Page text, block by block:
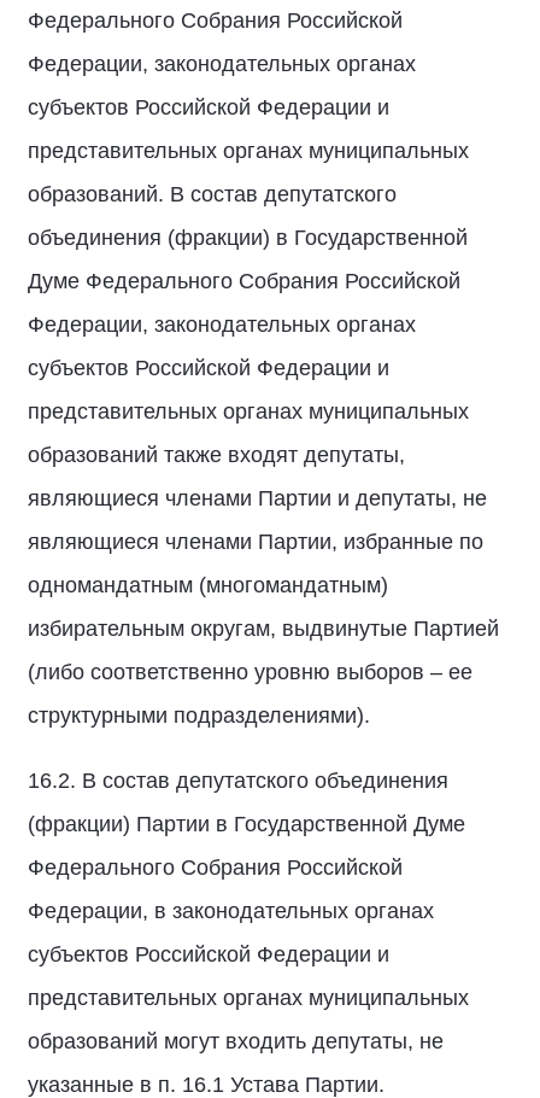
Федерального Собрания Российской
Федерации, законодательных органах
субъектов Российской Федерации и
представительных органах муниципальных
образований. В состав депутатского
объединения (фракции) в Государственной
Думе Федерального Собрания Российской
Федерации, законодательных органах
субъектов Российской Федерации и
представительных органах муниципальных
образований также входят депутаты,
являющиеся членами Партии и депутаты, не
являющиеся членами Партии, избранные по
одномандатным (многомандатным)
избирательным округам, выдвинутые Партией
(либо соответственно уровню выборов – ее
структурными подразделениями).
16.2. В состав депутатского объединения
(фракции) Партии в Государственной Думе
Федерального Собрания Российской
Федерации, в законодательных органах
субъектов Российской Федерации и
представительных органах муниципальных
образований могут входить депутаты, не
указанные в п. 16.1 Устава Партии.